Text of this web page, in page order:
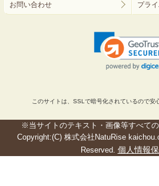
お問い合わせ プラ
このサイトは、SSLで暗号化されているので安
※当サイトのテキスト・画像等すべて
Copyright:(C) 株式会社NatuRise
Reserved. 個人情報